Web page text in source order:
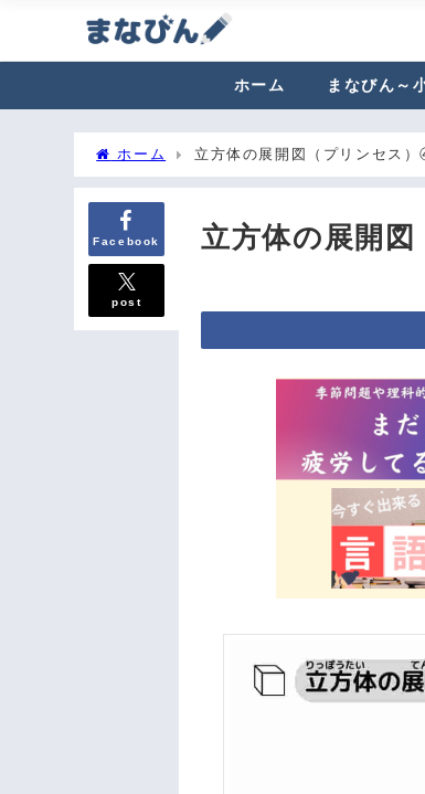
ホーム まなびん～
ホーム 立方体の展開図（プリンセス
Facebook
post
立方体の展開